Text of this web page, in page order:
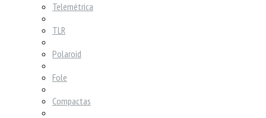
Telemétrica
TLR
Polaroid
Fole
Compactas